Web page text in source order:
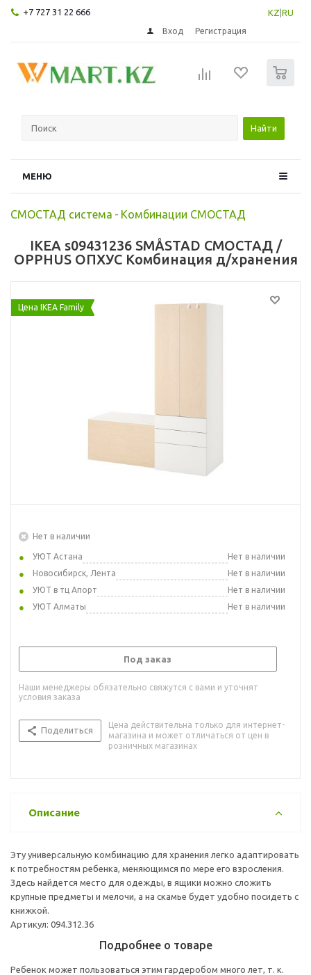
+7 727 31 22 666 KZ RU
Вход Регистрация
Найти
МЕНЮ
СМОСТАД система - Комбинации СМОСТАД
IKEA s09431236 SMÅSTAD СМОСТАД /
OPPHUS ОПХУС Комбинация д/хранения
Цена IKEA Family
Нет в наличии
УЮТ Астана
Нет в наличии
Новосибирск, Лента
Нет в наличии
УЮТ в тц Апорт
Нет в наличии
УЮТ Алматы
Нет в наличии
Под заказ
Наши менеджеры обязательно свяжутся с вами и уточнят
условия заказа
Поделиться
Цена действительна только для интернет-
магазина и может отличаться от цен в
розничных магазинах
Описание
Эту универсальную комбинацию для хранения легко адаптировать
к потребностям ребенка, меняющимся по мере его взросления.
Здесь найдется место для одежды, в ящики можно сложить
крупные предметы и мелочи, а на скамье будет удобно посидеть с
книжкой.
Артикул: 094.312.36
Подробнее о товаре
Ребенок может пользоваться этим гардеробом много лет, т. к.